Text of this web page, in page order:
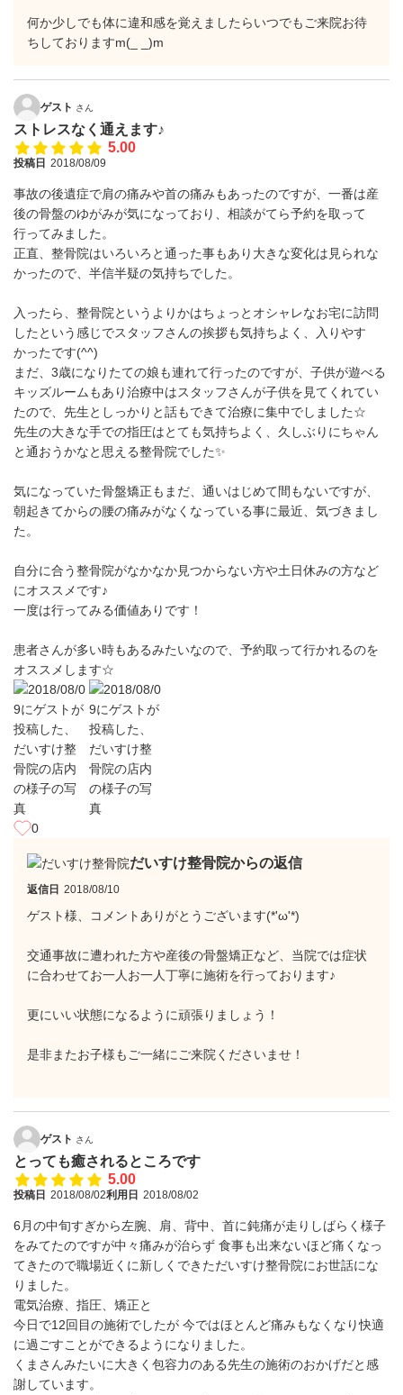
何か少しでも体に違和感を覚えましたらいつでもご来院お待
ちしておりますm(_ _)m
ゲスト さん
ストレスなく通えます♪
5.00
投稿日 2018/08/09
事故の後遺症で肩の痛みや首の痛みもあったのですが、一番は産
後の骨盤のゆがみが気になっており、相談がてら予約を取って
行ってみました。
正直、整骨院はいろいろと通った事もあり大きな変化は見られな
かったので、半信半疑の気持ちでした。
入ったら、整骨院というよりかはちょっとオシャレなお宅に訪問
したという感じでスタッフさんの挨拶も気持ちよく、入りやす
かったです(^^)
まだ、3歳になりたての娘も連れて行ったのですが、子供が遊べる
キッズルームもあり治療中はスタッフさんが子供を見てくれてい
たので、先生としっかりと話もできて治療に集中でしました☆
先生の大きな手での指圧はとても気持ちよく、久しぶりにちゃん
と通おうかなと思える整骨院でした✨
気になっていた骨盤矯正もまだ、通いはじめて間もないですが、
朝起きてからの腰の痛みがなくなっている事に最近、気づきまし
た。
自分に合う整骨院がなかなか見つからない方や土日休みの方など
にオススメです♪
一度は行ってみる価値ありです！
患者さんが多い時もあるみたいなので、予約取って行かれるのを
オススメします☆
0
だいすけ整骨院からの返信
返信日 2018/08/10
ゲスト様、コメントありがとうございます(*'ω'*)
交通事故に遭われた方や産後の骨盤矯正など、当院では症状
に合わせてお一人お一人丁寧に施術を行っております♪
更にいい状態になるように頑張りましょう！
是非またお子様もご一緒にご来院くださいませ！
ゲスト さん
とっても癒されるところです
5.00
投稿日 2018/08/02利用日 2018/08/02
6月の中旬すぎから左腕、肩、背中、首に鈍痛が走りしばらく様子
をみてたのですが中々痛みが治らず 食事も出来ないほど痛くなっ
てきたので職場近くに新しくできただいすけ整骨院にお世話にな
りました。
電気治療、指圧、矯正と
今日で12回目の施術でしたが 今ではほとんど痛みもなくなり快適
に過ごすことができるようになりました。
くまさんみたいに大きく包容力のある先生の施術のおかげだと感
謝しています。